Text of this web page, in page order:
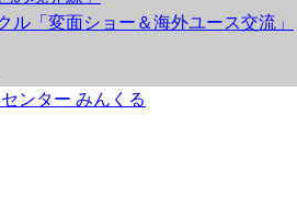
ル「変面ショー＆海外ユース交流」